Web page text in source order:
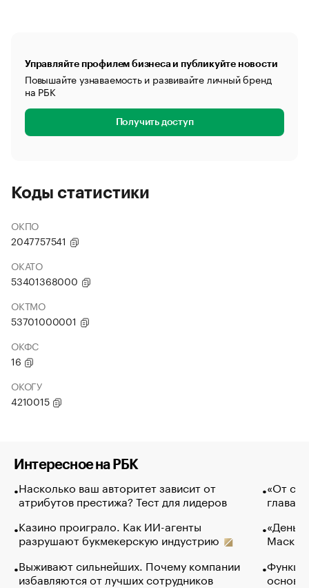
Управляйте профилем бизнеса и публикуйте новости
Повышайте узнаваемость и развивайте личный бренд
на РБК
Получить доступ
Коды статистики
ОКПО
2047757541
ОКАТО
53401368000
ОКТМО
53701000001
ОКФС
16
ОКОГУ
4210015
Интересное на РБК
Насколько ваш авторитет зависит от
атрибутов престижа? Тест для лидеров
Казино проиграло. Как ИИ-агенты
разрушают букмекерскую индустрию
Выживают сильнейших. Почему компании
избавляются от лучших сотрудников
«От
глава
Маск в
основ